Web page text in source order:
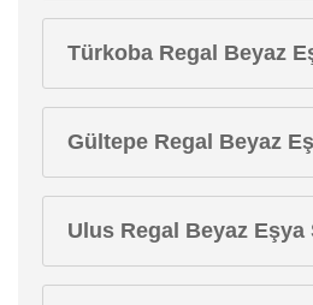
Türkoba Regal Beyaz
Gültepe Regal Beyaz
Ulus Regal Beyaz Eşya